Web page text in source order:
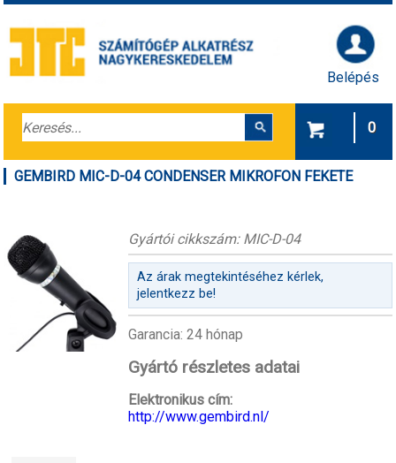
Belépés
0
GEMBIRD MIC-D-04 CONDENSER MIKROFON FEKETE
Gyártói cikkszám: MIC-D-04
Az árak megtekintéséhez kérlek,
jelentkezz be!
Garancia: 24 hónap
Gyártó részletes adatai
Elektronikus cím:
http://www.gembird.nl/